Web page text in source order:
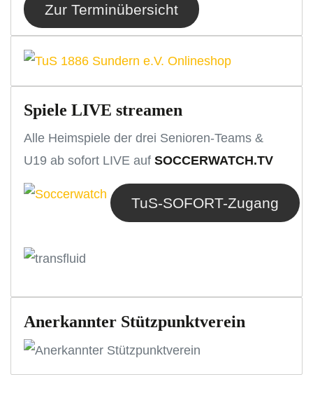
Zur Terminübersicht
Spiele LIVE streamen
Alle Heimspiele der drei Senioren-Teams &
U19 ab sofort LIVE aufSOCCERWATCH.TV
TuS-SOFORT-Zugang
Anerkannter Stützpunktverein